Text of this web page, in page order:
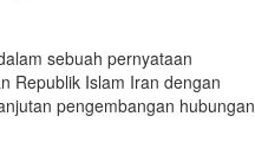
sebuah pernyataan
Republik Islam Iran dengan
pengembangan hubungan